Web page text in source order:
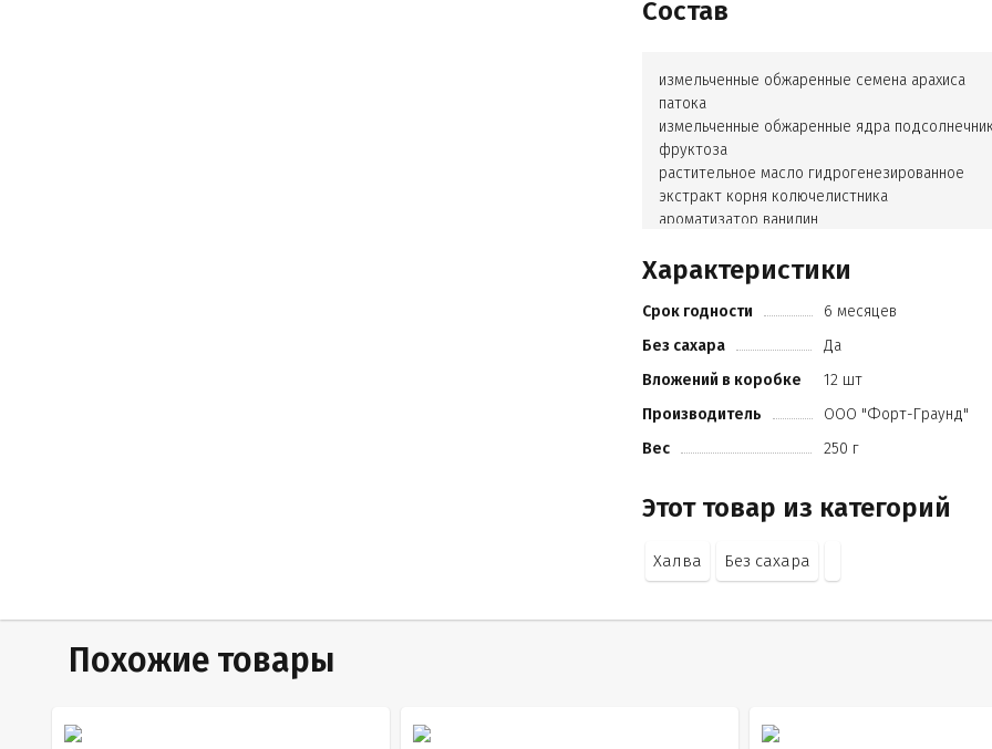
Состав
измельченные обжаренные семена арахиса
патока
измельченные обжаренные ядра
фруктоза
растительное масло гидрогенезированное
экстракт корня колючелистника
ароматизатор ванилин
Характеристики
Срок годности
6 месяцев
Без сахара
Да
Вложений в коробке
12 шт
Производитель
ООО "Форт-Граунд"
Вес
250 г
Этот товар из категорий
Халва Без сахара
Похожие товары